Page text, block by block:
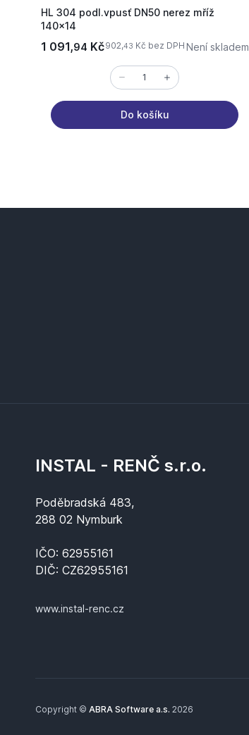
HL 304 podl.vpusť DN50 nerez mříž
140x14
1 091,94 Kč902,43 Kč bez DPH Není skladem
Do košíku
INSTAL - RENČ s.r.o.
Poděbradská 483,
288 02 Nymburk
IČO: 62955161
DIČ: CZ62955161
www.instal-renc.cz
Copyright © ABRA Software a.s. 2026